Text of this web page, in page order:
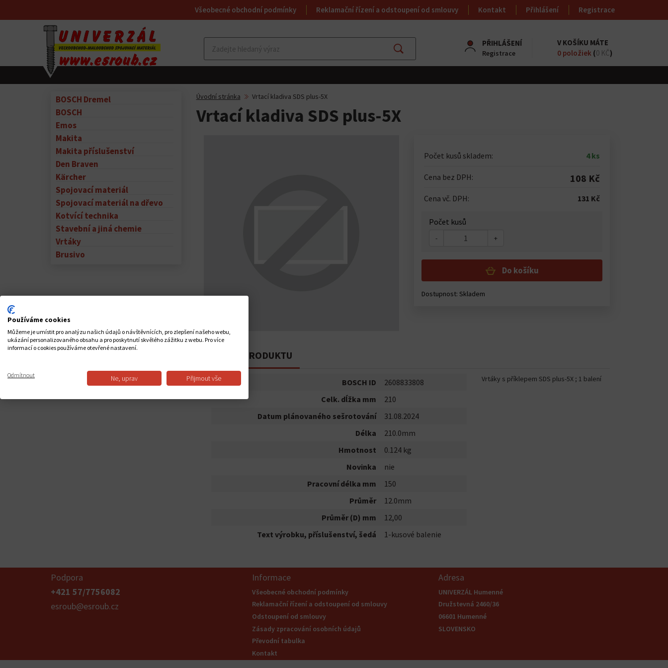
Všeobecné obchodní podmínky Reklamační řízení a odstoupení od smlouvy Kontakt Přihlášení Registrace
Najít
PŘIHLÁŠENÍ
Registrace
V KOŠÍKU MÁTE
0 položiek (0 KČ)
BOSCH Dremel
BOSCH
Emos
Makita
Makita příslušenství
Den Braven
Kärcher
Spojovací materiál
Spojovací materiál na dřevo
Kotvící technika
Stavební a jiná chemie
Vrtáky
Brusivo
Úvodní stránka Vrtací kladiva SDS plus-5X
Vrtací kladiva SDS plus-5X
Počet kusů skladem: 4 ks
Cena bez DPH: 108 Kč
Cena vč. DPH: 131 Kč
Počet kusů
- +
Do košíku
Dostupnost: Skladem
POPIS PRODUKTU
Vrtáky s příklepem SDS plus-5X ; 1 balení
BOSCH ID
2608833808
Celk. dĺžka mm
210
Datum plánovaného sešrotování
31.08.2024
Délka
210.0mm
Hmotnost
0.124 kg
Novinka
nie
Pracovní délka mm
150
Průměr
12.0mm
Průměr (D) mm
12,00
Text výrobku, příslušenství, šedá
1-kusové balenie
Podpora
+421 57/7756082
esroub@esroub.cz
Informace
Všeobecné obchodní podmínky
Reklamační řízení a odstoupení od smlouvy
Odstoupení od smlouvy
Zásady zpracování osobních údajů
Převodní tabulka
Kontakt
Adresa
UNIVERZÁL Humenné
Družstevná 2460/36
06601 Humenné
SLOVENSKO
Používáme cookies
Můžeme je umístit pro analýzu našich údajů o návštěvnících, pro zlepšení našeho webu,
ukázání personalizovaného obsahu a pro poskytnutí skvělého zážitku z webu. Pro více
informací o cookies používáme otevřené nastavení.
Odmítnout Ne, uprav Přijmout vše